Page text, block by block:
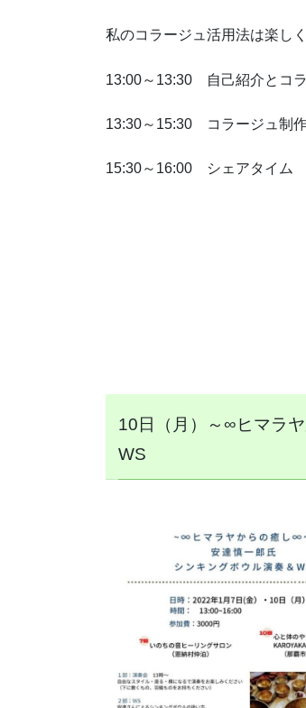
私のコラージュ活用法は楽し
13:00～13:30 自己紹介とコ
13:30～15:30 コラージュ制
15:30～16:00 シェアタイム
10日（月）～∞ヒマラ
WS